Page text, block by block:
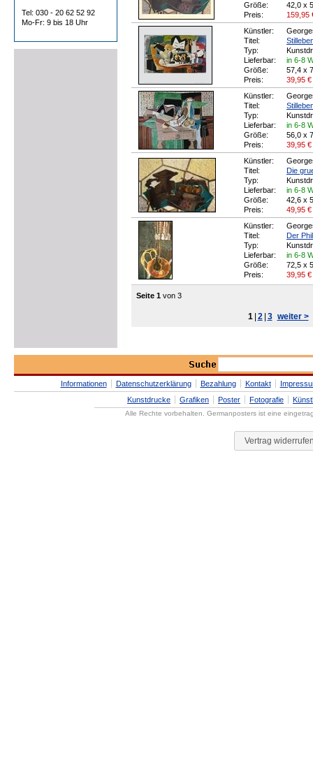
Tel: 030 - 20 62 52 92
Mo-Fr: 9 bis 18 Uhr
Größe:
42,0 x
Preis:
159,95
Künstler:
Titel:
Typ:
Lieferbar:
in 6-8
Größe:
57,4 x
Preis:
39,95 €
Künstler:
Titel:
Typ:
Lieferbar:
in 6-8
Größe:
56,0 x
Preis:
39,95 €
Künstler:
Titel:
Die
Typ:
Lieferbar:
in 6-8
Größe:
42,6 x
Preis:
49,95 €
Künstler:
Titel:
Der
Typ:
Lieferbar:
in 6-8
Größe:
72,5 x
Preis:
39,95 €
Seite 1 von 3
1 2 3 weiter >
Informationen Datenschutzerklärung Bezahlung Kontakt
Kunstdrucke
Grafiken Poster Fotografie
Alle Rechte vorbehalten. Germanposters ist eine
Vertrag